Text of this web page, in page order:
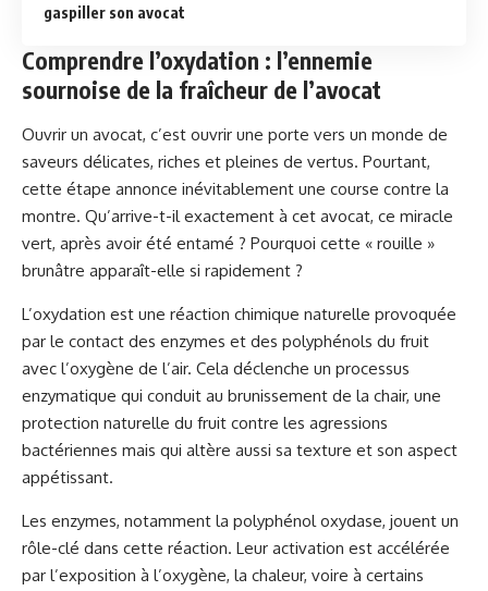
gaspiller son avocat
Comprendre l’oxydation : l’ennemie
sournoise de la fraîcheur de l’avocat
Ouvrir un avocat, c’est ouvrir une porte vers un monde de
saveurs délicates, riches et pleines de vertus. Pourtant,
cette étape annonce inévitablement une course contre la
montre. Qu’arrive-t-il exactement à cet avocat, ce miracle
vert, après avoir été entamé ? Pourquoi cette « rouille »
brunâtre apparaît-elle si rapidement ?
L’oxydation est une réaction chimique naturelle provoquée
par le contact des enzymes et des polyphénols du fruit
avec l’oxygène de l’air. Cela déclenche un processus
enzymatique qui conduit au brunissement de la chair, une
protection naturelle du fruit contre les agressions
bactériennes mais qui altère aussi sa texture et son aspect
appétissant.
Les enzymes, notamment la polyphénol oxydase, jouent un
rôle-clé dans cette réaction. Leur activation est accélérée
par l’exposition à l’oxygène, la chaleur, voire à certains